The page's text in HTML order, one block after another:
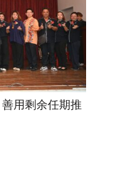
用剩余任期推